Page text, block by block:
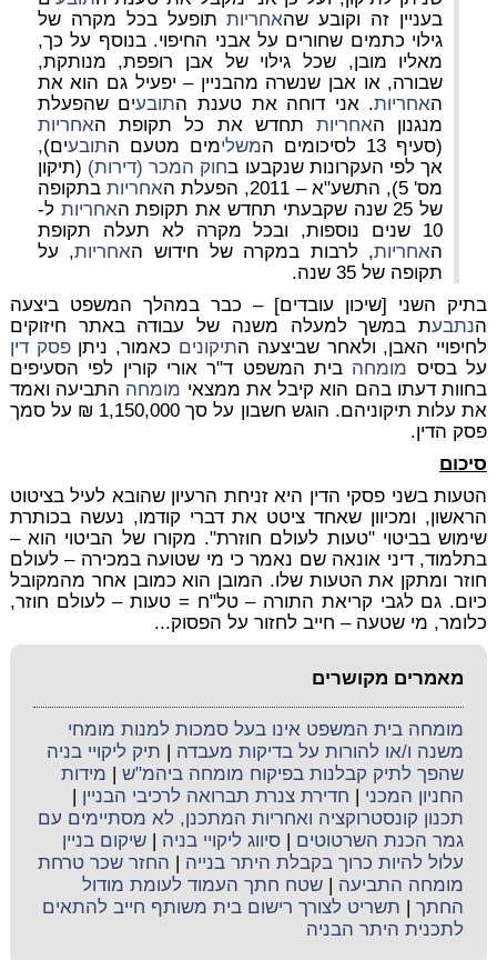
בעניין זה וקובע שהאחריותתופעל בכל מקרה של
גילוי כתמים שחורים על אבני החיפוי. בנוסף על כך,
מאליו מובן, שכל גילוי של אבן רופפת, מנותקת,
שבורה, או אבן שנשרה מהבניין – יפעיל גם הוא את
האחריות. אני דוחה את טענת התובעים שהפעלת
מנגנון האחריותתחדש את כל תקופת האחריות
(סעיף 13 לסיכומים ה
משלימים מטעם התובעים),
אך לפי העקרונות שנקבעו בחוק המכר (דירות) (תיקון
מס' 5), התשע"א – 2011, הפעלת ה
אחריות בתקופה
של 25 שנה שקבעתי תחדש את תקופת ה
אחריות ל-
10 שנים נוספות, ובכל מקרה לא תעלה תקופת
האחריות, לרבות במקרה של חידוש האחריות, על
תקופה של 35 שנה.
בתיק השני [שיכון עובדים] – כבר במהלך המשפט ביצעה
הנתבעת במשך למעלה משנה של עבודה באתר חיזוקים
לחיפויי האבן, ולאחר שביצעה התיקונים כאמור, ניתןפסק דין
על בסיס מומחה בית המשפט ד"ר אורי קורין לפי הסעיפים
בחוות דעתו בהם הוא קיבל את ממצאי מומחה התביעה ואמד
את עלות תיקוניהם. הוגש חשבון על סך 1,150,000 ₪ על סמך
פסק הדין.
סיכום
הטעות בשני פסקי הדין היא זניחת הרעיון שהובא לעיל בציטוט
הראשון, ומכיוון שאחד ציטט את דברי קודמו, נעשה בכותרת
שימוש בביטוי "טעות לעולם חוזרת". מקורו של הביטוי הוא –
בתלמוד, דיני אונאה שם נאמר כי מי שטועה במכירה – לעולם
חוזר ומתקן את הטעות שלו. המובן הוא כמובן אחר מהמקובל
כיום. גם לגבי קריאת התורה – טל"ח = טעות – לעולם חוזר,
כלומר, מי שטעה – חייב לחזור על הפסוק...
מאמרים מקושרים
מומחה בית המשפט אינו בעל סמכות למנות מומחי
משנה ו/או להורות על בדיקות מעבדה
תיק ליקויי בניה
שהפך לתיק קבלנות בפיקוח מומחה ביהמ"ש
מידות
החניון המכני
חדירת צנרת תברואה לרכיבי הבניין
תכנון קונסטרוקציה ואחריות המתכנן, לא מסתיימים עם
גמר הכנת השרטוטים |סיווג ליקויי בניה |שיקום בניין
עלול להיות כרוך בקבלת היתר בנייה
החזר שכר טרחת
מומחה התביעה |שטח חתך העמוד לעומת מודול
החתך
תשריט לצורך רישום בית משותף חייב להתאים
לתכנית היתר הבניה